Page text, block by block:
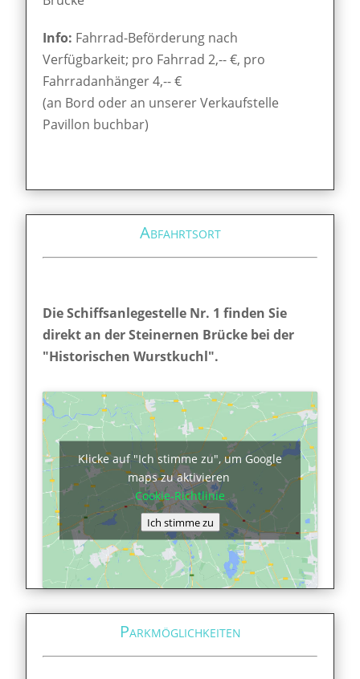
Info: Fahrrad-Beförderung nach
Verfügbarkeit; pro Fahrrad 2,-- €, pro
Fahrradanhänger 4,-- €
(an Bord oder an unserer Verkaufstelle
Pavillon buchbar)
Abfahrtsort
Die Schiffsanlegestelle Nr. 1 finden Sie
direkt an der Steinernen Brücke bei der
"Historischen Wurstkuchl".
Klicke auf "Ich stimme zu", um Google
maps zu aktivieren
Cookie-Richtlinie
Ich stimme zu
Parkmöglichkeiten